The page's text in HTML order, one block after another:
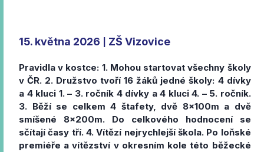
15. května 2026 ZŠ Vizovice
Pravidla v kostce: 1. Mohou startovat všechny školy
v ČR. 2. Družstvo tvoří 16 žáků jedné školy: 4 dívky
a 4 kluci 1. – 3. ročník 4 dívky a 4 kluci 4. – 5. ročník.
3. Běží se celkem 4 štafety, dvě 8x100m a dvě
smíšené 8x200m. Do celkového hodnocení se
sčítají časy tří. 4. Vítězí nejrychlejší škola. Po loňské
premiéře a vítězství v okresním kole této běžecké